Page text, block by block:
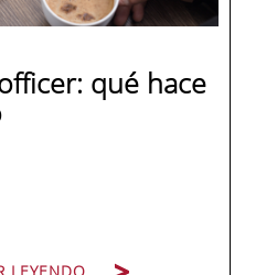
qué hace
LEYENDO